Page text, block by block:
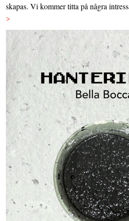
skapas. Vi kommer titta på några
>